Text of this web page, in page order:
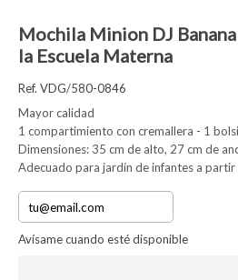
Mochila Minion DJ
la Escuela Materna
Ref. VDG/580-0846
Mayor calidad
1 compartimiento con cremallera - 1
Dimensiones: 35 cm de alto, 27 cm de
Adecuado para jardín de infantes a partir
Avísame cuando esté disponible